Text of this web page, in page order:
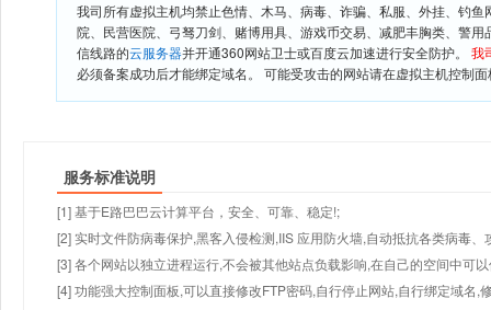
我司所有虚拟主机均禁止色情、木马、病毒、诈骗、私服、外挂、钓
院、民营医院、弓驽刀剑、赌博用具、游戏币交易、减肥丰胸类、警
信线路的云服务器并开通360网站卫士或百度云加速进行安全防护。 我
必须备案成功后才能绑定域名。 可能受攻击的网站请在虚拟主机控制
服务标准说明
[1] 基于E路巴巴云计算平台，安全、可靠、稳定!;
[2] 实时文件防病毒保护,黑客入侵检测,IIS 应用防火墙,自动抵抗各类病毒、
[3] 各个网站以独立进程运行,不会被其他站点负载影响,在自己的空间中可
[4] 功能强大控制面板,可以直接修改FTP密码,自行停止网站,自行绑定域名,